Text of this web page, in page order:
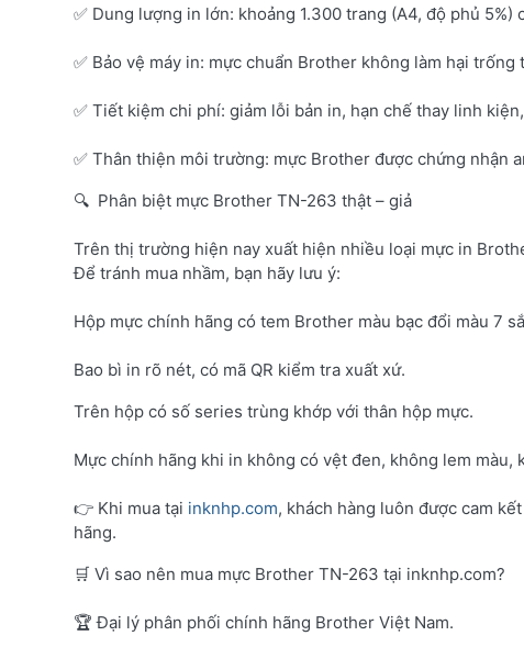
✅ Dung lượng in lớn: khoảng 1.300 trang (A4, độ phủ 5%)
✅ Bảo vệ máy in: mực chuẩn Brother không làm hại trống
✅ Tiết kiệm chi phí: giảm lỗi bản in, hạn chế thay linh
✅ Thân thiện môi trường: mực Brother được chứng nhận
🔍 Phân biệt mực Brother TN-263 thật – giả
Trên thị trường hiện nay xuất hiện nhiều loại mực in
Để tránh mua nhầm, bạn hãy lưu ý:
Hộp mực chính hãng có tem Brother màu bạc đổi màu 7
Bao bì in rõ nét, có mã QR kiểm tra xuất xứ.
Trên hộp có số series trùng khớp với thân hộp mực.
Mực chính hãng khi in không có vệt đen, không lem màu,
👉 Khi mua tại inknhp.com, khách hàng luôn được cam
hãng.
🛒 Vì sao nên mua mực Brother TN-263 tại inknhp.com?
🏆 Đại lý phân phối chính hãng Brother Việt Nam.